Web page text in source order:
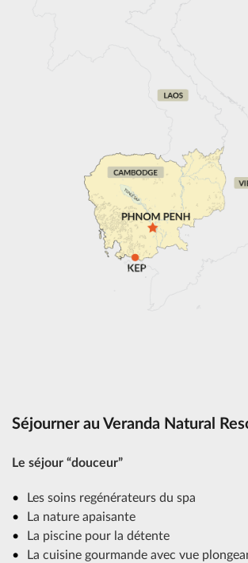
Séjourner au Veranda Natural
Le séjour “douceur”
Les soins regénérateurs du spa
La nature apaisante
La piscine pour la détente
La cuisine gourmande avec vue